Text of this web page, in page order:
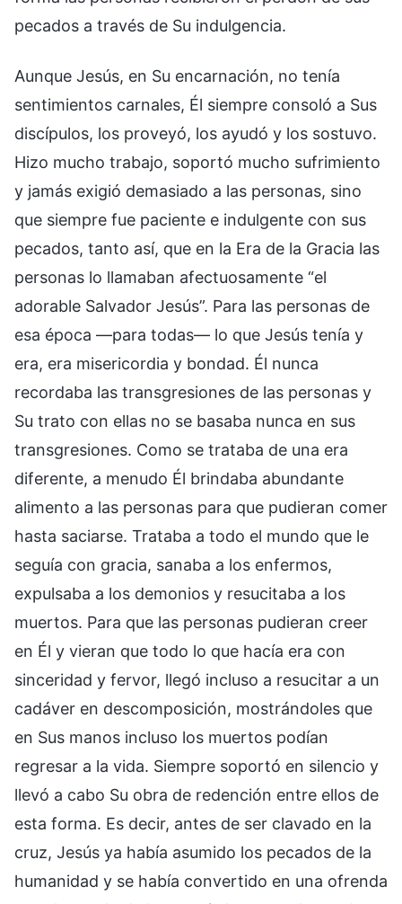
pecados a través de Su indulgencia.
Aunque Jesús, en Su encarnación, no tenía
sentimientos carnales, Él siempre consoló a Sus
discípulos, los proveyó, los ayudó y los sostuvo.
Hizo mucho trabajo, soportó mucho sufrimiento
y jamás exigió demasiado a las personas, sino
que siempre fue paciente e indulgente con sus
pecados, tanto así, que en la Era de la Gracia las
personas lo llamaban afectuosamente “el
adorable Salvador Jesús”. Para las personas de
esa época —para todas— lo que Jesús tenía y
era, era misericordia y bondad. Él nunca
recordaba las transgresiones de las personas y
Su trato con ellas no se basaba nunca en sus
transgresiones. Como se trataba de una era
diferente, a menudo Él brindaba abundante
alimento a las personas para que pudieran comer
hasta saciarse. Trataba a todo el mundo que le
seguía con gracia, sanaba a los enfermos,
expulsaba a los demonios y resucitaba a los
muertos. Para que las personas pudieran creer
en Él y vieran que todo lo que hacía era con
sinceridad y fervor, llegó incluso a resucitar a un
cadáver en descomposición, mostrándoles que
en Sus manos incluso los muertos podían
regresar a la vida. Siempre soportó en silencio y
llevó a cabo Su obra de redención entre ellos de
esta forma. Es decir, antes de ser clavado en la
cruz, Jesús ya había asumido los pecados de la
humanidad y se había convertido en una ofrenda